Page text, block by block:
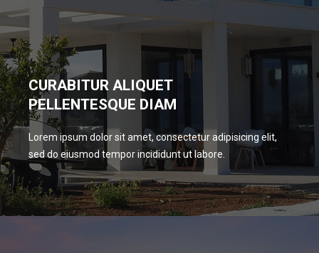
CURABITUR ALIQUET
PELLENTESQUE DIAM
Lorem ipsum dolor sit amet, consectetur adipisicing elit,
sed do eiusmod tempor incididunt ut labore.